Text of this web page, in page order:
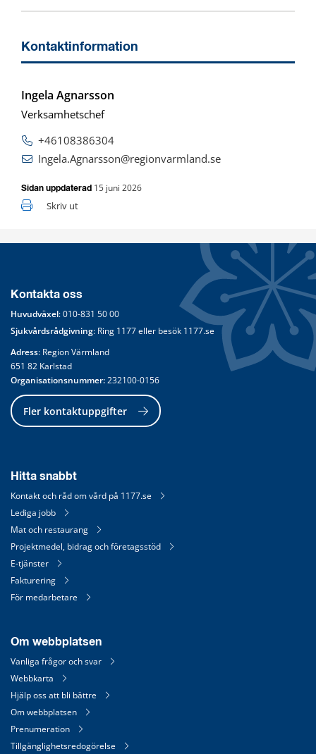
Kontaktinformation
Ingela Agnarsson
Verksamhetschef
+46108386304
Ingela.Agnarsson@regionvarmland.se
Sidan uppdaterad 15 juni 2026
Skriv ut
Kontakta oss
Huvudväxel: 010-831 50 00
Sjukvårdsrådgivning: Ring 1177 eller besök 1177.se
Adress: Region Värmland
651 82 Karlstad
Organisationsnummer: 232100-0156
Fler kontaktuppgifter
Hitta snabbt
Kontakt och råd om vård på 1177.se
Lediga jobb
Mat och restaurang
Projektmedel, bidrag och företagsstöd
E-tjänster
Fakturering
För medarbetare
Om webbplatsen
Vanliga frågor och svar
Webbkarta
Hjälp oss att bli bättre
Om webbplatsen
Prenumeration
Tillgänglighetsredogörelse